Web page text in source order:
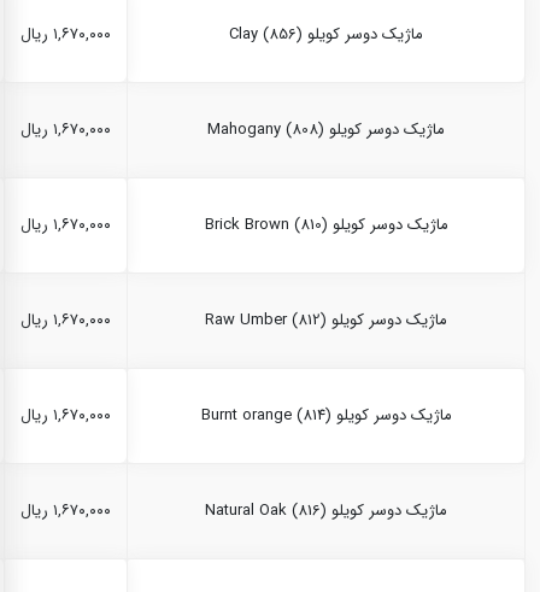
ماژیک دوسر کویلو Clay (856) ۱,۶۷۰,۰۰۰ ریال
ماژیک دوسر کویلو Mahogany (808) ۱,۶۷۰,۰۰۰ ریال
ماژیک دوسر کویلو Brick Brown (810) ۱,۶۷۰,۰۰۰ ریال
ماژیک دوسر کویلو Raw Umber (812) ۱,۶۷۰,۰۰۰ ریال
ماژیک دوسر کویلو Burnt orange (814) ۱,۶۷۰,۰۰۰ ریال
ماژیک دوسر کویلو Natural Oak (816) ۱,۶۷۰,۰۰۰ ریال